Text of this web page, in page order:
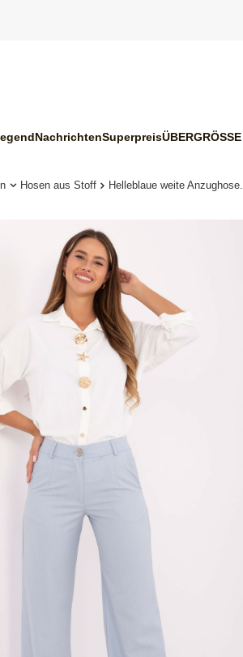
NachrichtenSuperpreisÜBERGRÖSSE
Hosen aus Stoff Helleblaue weite Anzughose.